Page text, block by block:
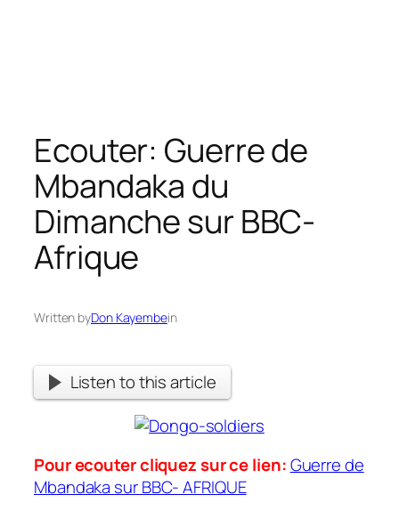
Ecouter: Guerre de
Mbandaka du
Dimanche sur BBC-
Afrique
Written byDon Kayembein
Listen to this article
Pour ecouter cliquez sur ce lien:Guerre de
Mbandaka sur BBC- AFRIQUE